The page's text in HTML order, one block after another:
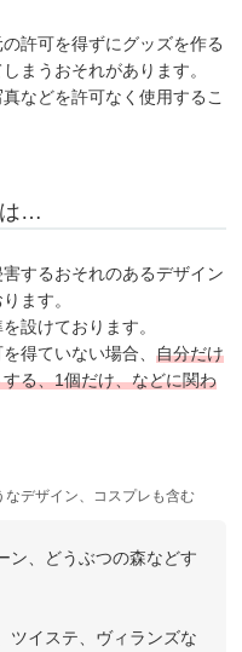
許可を得ずにグッズを作る
まうおそれがあります。
などを許可なく使用するこ
は…
するおそれのあるデザイン
ます。
設けております。
得ていない場合、自分だけ
る、1個だけ、などに関わ
デザイン、コスプレも含む
ン、どうぶつの森などす
ツイステ、ヴィランズな